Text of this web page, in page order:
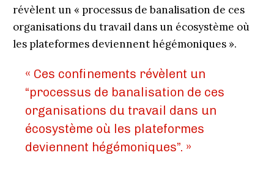
révèlent un « processus de banalisation de ces
organisations du travail dans un écosystème où
les plateformes deviennent hégémoniques ».
« Ces confinements révèlent un
“processus de banalisation de ces
organisations du travail dans un
écosystème où les plateformes
deviennent hégémoniques”. »